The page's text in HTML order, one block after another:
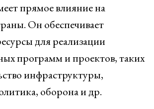
прямое влияние на
Он обеспечивает
для реализации
программ и проектов, таких
инфраструктуры,
оборона и др.